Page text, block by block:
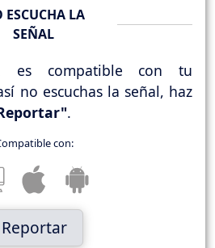
ESCUCHA LA
SEÑAL
es compatible con tu
no escuchas la señal, haz
.
con:
Reportar